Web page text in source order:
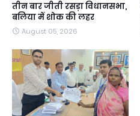
तीन बार जीती रसड़ा विधानसभा,
बलिया में शोक की लहर
August 05, 2026